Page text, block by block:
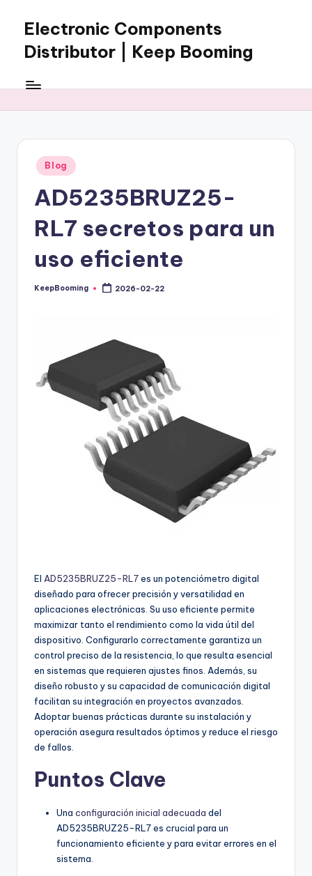
content
Electronic Components
Distributor | Keep Booming
Booming
components,
connectors,
ICs,
and
BOM
sourcing
for
Posted
in
Blog
AD5235BRUZ25-
RL7 secretos para un
uso eficiente
Posted
KeepBooming 2026-02-22
El AD5235BRUZ25-RL7es un potenciómetro digital
diseñado para ofrecer precisión y versatilidad en
aplicaciones electrónicas. Su uso eficiente permite
maximizar tanto el rendimiento como la vida útil del
dispositivo. Configurarlo correctamente garantiza un
control preciso de la resistencia, lo que resulta esencial
en sistemas que requieren ajustes finos. Además, su
diseño robusto y su capacidad de comunicación digital
facilitan su integración en proyectos avanzados.
Adoptar buenas prácticas durante su instalación y
operación asegura resultados óptimos y reduce el riesgo
de fallos.
Puntos Clave
Una configuración inicial adecuada del
AD5235BRUZ25-RL7 es crucial para un
funcionamiento eficiente y para evitar errores en el
sistema.